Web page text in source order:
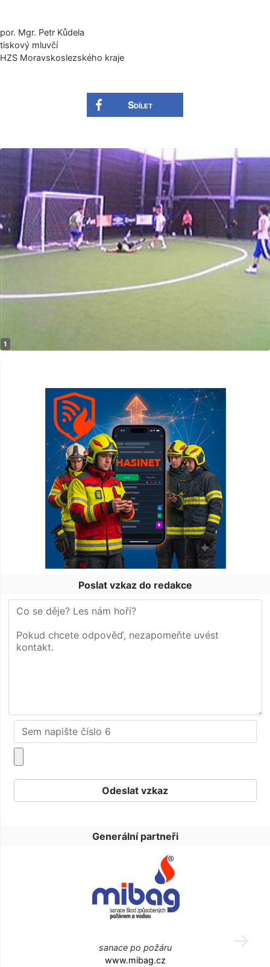
por. Mgr. Petr Kůdela
tiskový mluvčí
HZS Moravskoslezské­ho kraje
Sdílet
Poslat vzkaz do redakce
Generální partneři
sanace po požáru
www.mibag.cz